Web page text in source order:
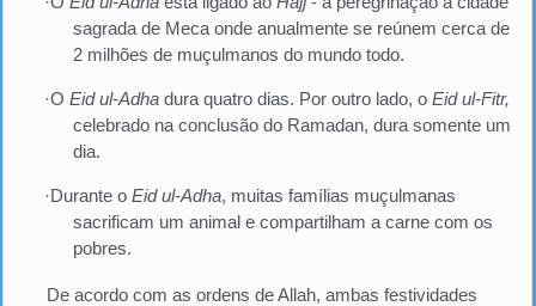
sagrada de Meca onde anualmente se reúnem cerca de
2 milhões de muçulmanos do mundo todo.
·O Eid ul-Adha dura quatro dias. Por outro lado, o Eid ul-Fitr,
celebrado na conclusão do Ramadan, dura somente um
dia.
·Durante o Eid ul-Adha, muitas famílias muçulmanas
sacrificam um animal e compartilham a carne com os
pobres.
De acordo com as ordens de Allah, ambas festividades